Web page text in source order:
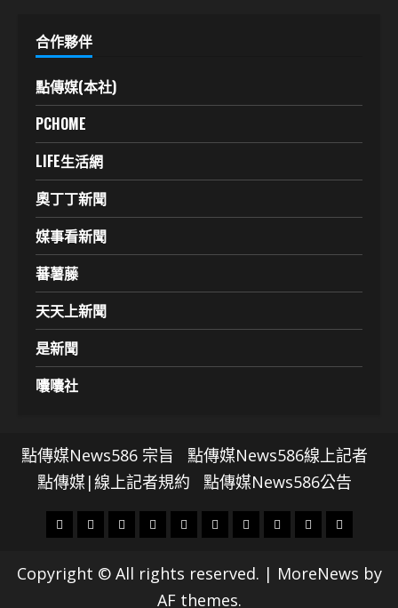
合作夥伴
點傳媒(本社)
PCHOME
LIFE生活網
奧丁丁新聞
媒事看新聞
蕃薯藤
天天上新聞
是新聞
囔囔社
點傳媒News586 宗旨
點傳媒News586線上記者
點傳媒|線上記者規約
點傳媒News586公告
頭
財
地
社
文
科
技
專
娛
影
劇
政
國
運
生
Copyright © All rights reserved. | MoreNews by
AF themes.